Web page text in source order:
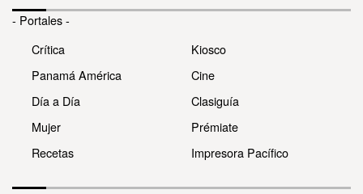
- Portales -
Crítica
Panamá América
Día a Día
Mujer
Recetas
Kiosco
Cine
Clasiguía
Prémiate
Impresora Pacífico